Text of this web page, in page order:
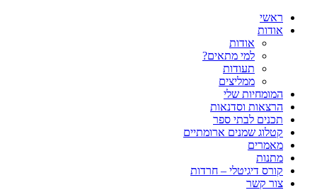
ראשי
אודות
אודות
למי מתאים?
תעודות
ממליצים
המומחיות שלי
הרצאות וסדנאות
תכנים לבתי ספר
קטלוג שמנים ארומתיים
מאמרים
מתנות
קורס דיגיטלי – חרדות
צור קשר